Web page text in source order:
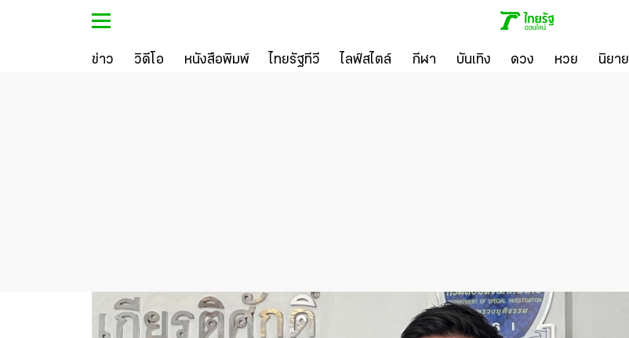
ข่าว วิดีโอ หนังสือพิมพ์ ไทยรัฐทีวี ไลฟ์สไตล์ กีฬา บันเทิง ดวง หวย นิยาย